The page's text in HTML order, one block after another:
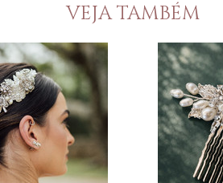
VEJA TAMBÉM